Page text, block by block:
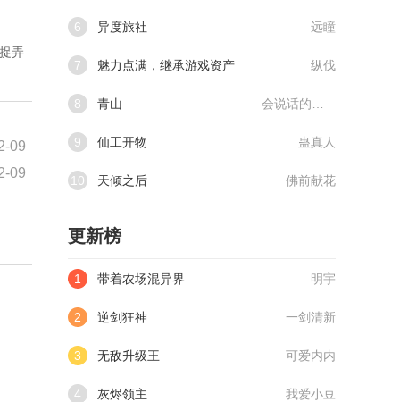
弄
09
09
6 异度旅社 远瞳
7 魅力点满，继承游戏资产 纵伐
8 青山
9 仙工开物 蛊真人
10 天倾之后 佛前献花
更新榜
1 带着农场混异界 明宇
2 逆剑狂神 一剑清新
3 无敌升级王 可爱内内
4 灰烬领主 我爱小豆